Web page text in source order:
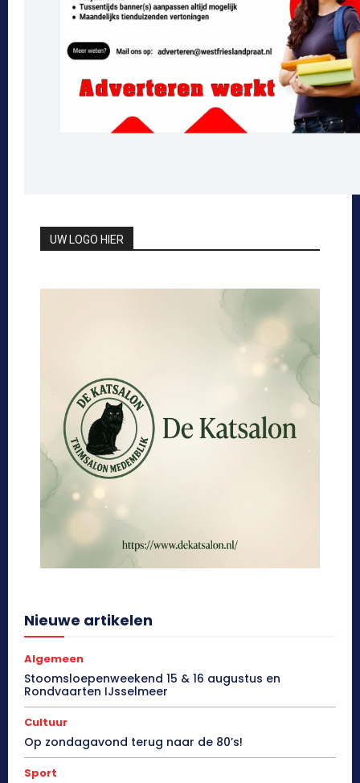
UW LOGO HIER
Nieuwe artikelen
Algemeen
Stoomsloepenweekend 15 & 16 augustus en
Rondvaarten IJsselmeer
Cultuur
Op zondagavond terug naar de 80’s!
Sport